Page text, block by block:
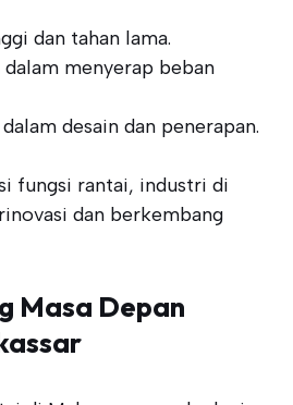
dan tahan lama.
dalam menyerap beban
desain dan penerapan.
fungsi rantai, industri di
dan berkembang
Masa Depan